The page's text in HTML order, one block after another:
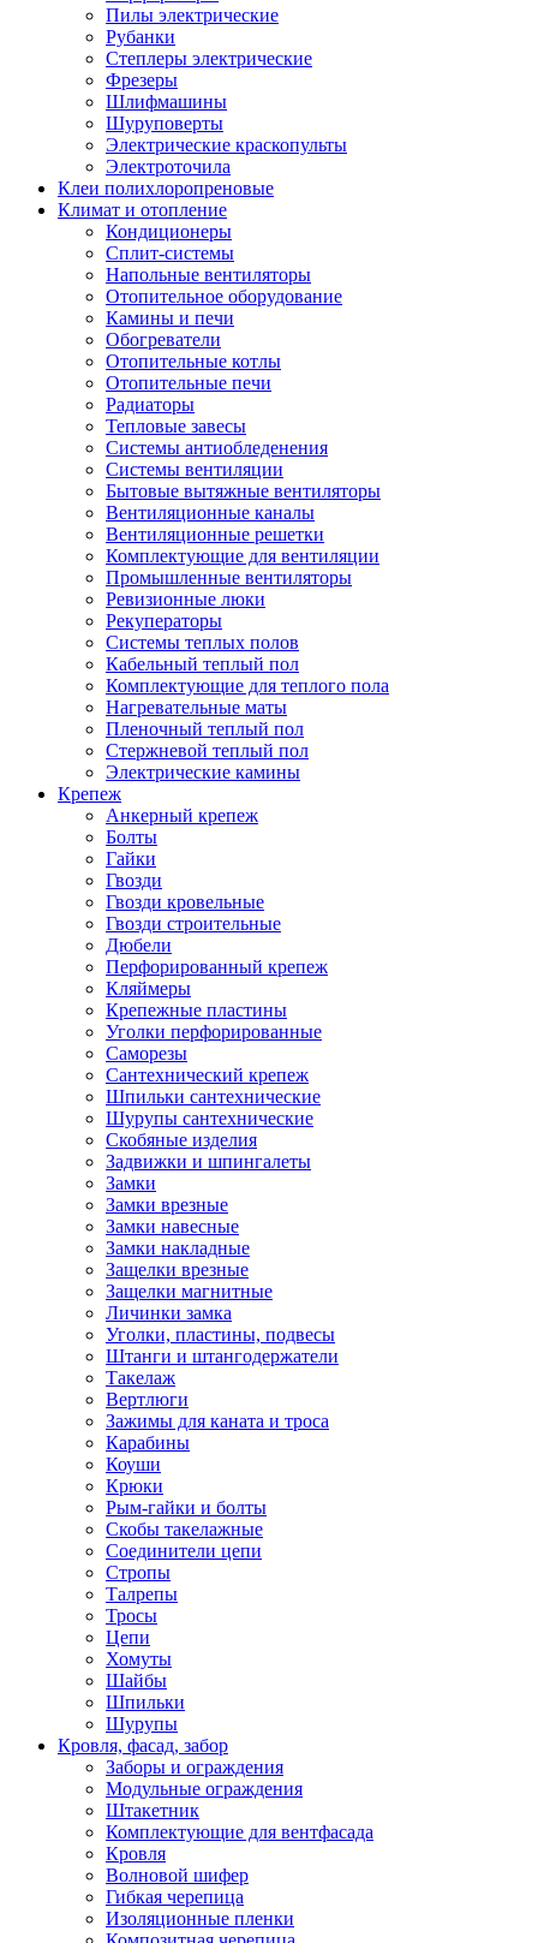
Пилы электрические
Рубанки
Степлеры электрические
Фрезеры
Шлифмашины
Шуруповерты
Электрические краскопульты
Электроточила
Клеи полихлоропреновые
Климат и отопление
Кондиционеры
Сплит-системы
Напольные вентиляторы
Отопительное оборудование
Камины и печи
Обогреватели
Отопительные котлы
Отопительные печи
Радиаторы
Тепловые завесы
Системы антиобледенения
Системы вентиляции
Бытовые вытяжные вентиляторы
Вентиляционные каналы
Вентиляционные решетки
Комплектующие для вентиляции
Промышленные вентиляторы
Ревизионные люки
Рекуператоры
Системы теплых полов
Кабельный теплый пол
Комплектующие для теплого пола
Нагревательные маты
Пленочный теплый пол
Стержневой теплый пол
Электрические камины
Крепеж
Анкерный крепеж
Болты
Гайки
Гвозди
Гвозди кровельные
Гвозди строительные
Дюбели
Перфорированный крепеж
Кляймеры
Крепежные пластины
Уголки перфорированные
Саморезы
Сантехнический крепеж
Шпильки сантехнические
Шурупы сантехнические
Скобяные изделия
Задвижки и шпингалеты
Замки
Замки врезные
Замки навесные
Замки накладные
Защелки врезные
Защелки магнитные
Личинки замка
Уголки, пластины, подвесы
Штанги и штангодержатели
Такелаж
Вертлюги
Зажимы для каната и троса
Карабины
Коуши
Крюки
Рым-гайки и болты
Скобы такелажные
Соединители цепи
Стропы
Талрепы
Тросы
Цепи
Хомуты
Шайбы
Шпильки
Шурупы
Кровля, фасад, забор
Заборы и ограждения
Модульные ограждения
Штакетник
Комплектующие для вентфасада
Кровля
Волновой шифер
Гибкая черепица
Изоляционные пленки